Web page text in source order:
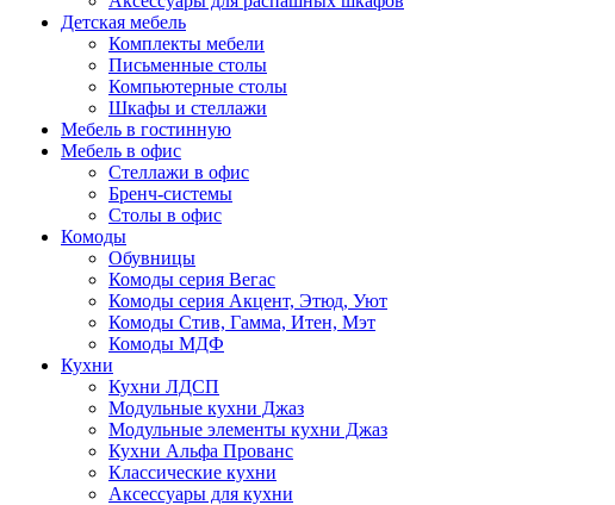
Детская мебель
Комплекты мебели
Письменные столы
Компьютерные столы
Шкафы и стеллажи
Мебель в гостинную
Мебель в офис
Стеллажи в офис
Бренч-системы
Столы в офис
Комоды
Обувницы
Комоды серия Вегас
Комоды серия Акцент, Этюд, Уют
Комоды Стив, Гамма, Итен, Мэт
Комоды МДФ
Кухни
Кухни ЛДСП
Модульные кухни Джаз
Модульные элементы кухни Джаз
Кухни Альфа Прованс
Классические кухни
Аксессуары для кухни